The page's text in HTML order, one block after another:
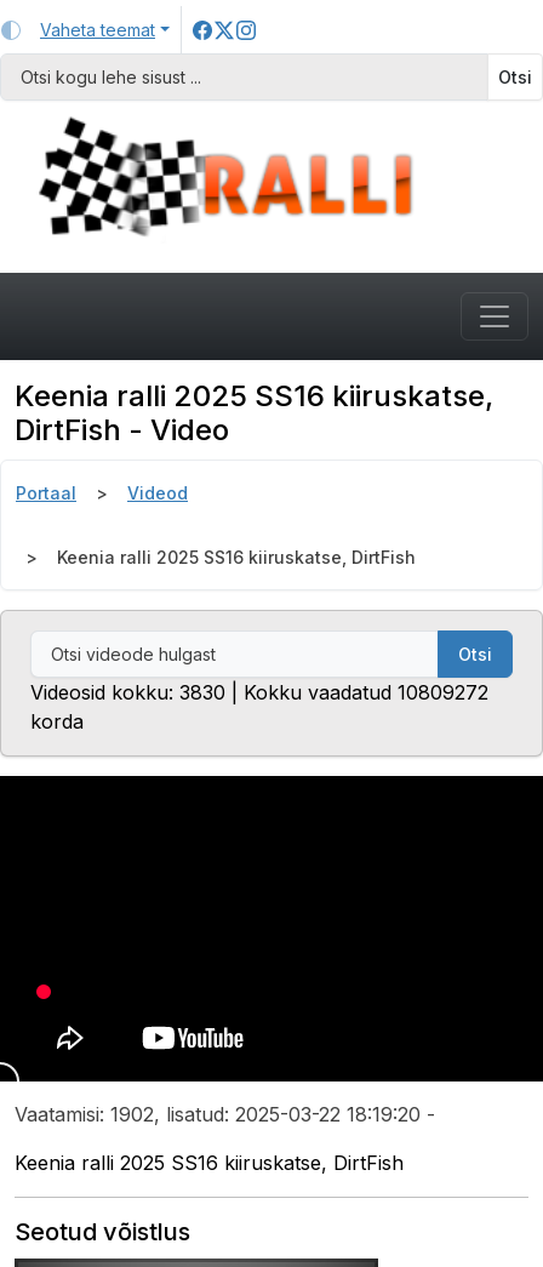
Vaheta teemat
Otsi
Keenia ralli 2025 SS16 kiiruskatse,
DirtFish - Video
Portaal Videod
Keenia ralli 2025 SS16 kiiruskatse, DirtFish
Otsi
Videosid kokku: 3830 | Kokku vaadatud 10809272
korda
Vaatamisi: 1902, lisatud: 2025-03-22 18:19:20 -
Keenia ralli 2025 SS16 kiiruskatse, DirtFish
Seotud võistlus